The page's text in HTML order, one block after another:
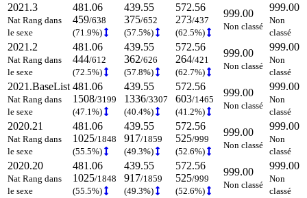
2021.3
Nat Rang dans
le sexe
481.06
459/638
(71.9%)
439.55
375/652
(57.5%)
572.56
273/437
(62.5%)
999.00
Non classé
999.00
Non
classé
2021.2
Nat Rang dans
le sexe
481.06
444/612
(72.5%)
439.55
362/626
(57.8%)
572.56
264/421
(62.7%)
999.00
Non classé
999.00
Non
classé
2021.BaseList
Nat Rang dans
le sexe
481.06
1508/3199
(47.1%)
439.55
1336/3307
(40.4%)
572.56
603/1465
(41.2%)
999.00
Non classé
999.00
Non
classé
2020.21
Nat Rang dans
le sexe
481.06
1025/1848
(55.5%)
439.55
917/1859
(49.3%)
572.56
525/999
(52.6%)
999.00
Non classé
999.00
Non
classé
2020.20
Nat Rang dans
le sexe
481.06
1025/1848
(55.5%)
439.55
917/1859
(49.3%)
572.56
525/999
(52.6%)
999.00
Non classé
999.00
Non
classé